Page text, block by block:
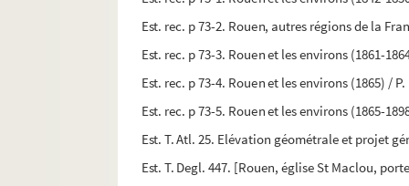
Est. rec. p 73-2. Rouen, autres régions de la
Est. rec. p 73-3. Rouen et les environs (1861-
Est. rec. p 73-4. Rouen et les environs (1865) /
Est. rec. p 73-5. Rouen et les environs (1865-
Est. T. Atl. 25. Elévation géométrale et projet
Est. T. Degl. 447. [Rouen, église St Maclou,